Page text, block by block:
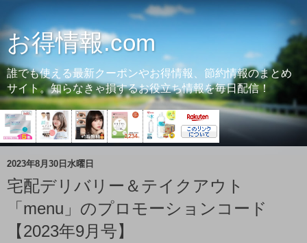
お得情報.com
誰でも使える最新クーポンやお得情報、節約情報のまとめ
サイト。知らなきゃ損するお役立ち情報を毎日配信！
2023年8月30日水曜日
宅配デリバリー＆テイクアウト
「menu」のプロモーションコード
【2023年9月号】